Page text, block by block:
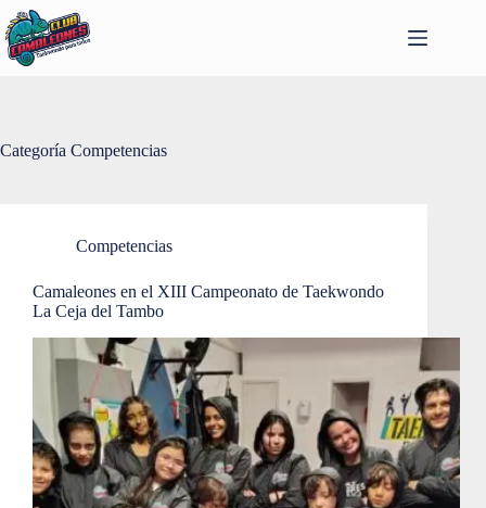
Saltar
al
contenido
Categoría Competencias
Competencias
Camaleones en el XIII Campeonato de Taekwondo
La Ceja del Tambo